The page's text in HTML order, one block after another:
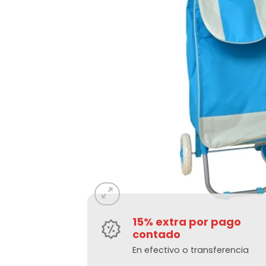
15% extra por pago
contado
En efectivo o transferencia